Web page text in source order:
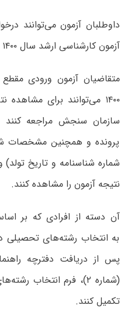
داوطلبان آزمون می‌توانند
آزمون کارشناسی ارشد سال ۱۴۰۰ را در این سامانه ثبت کنند.
متقاضیان آزمون ورودی
۱۴۰۰ می‌توانند برای
سازمان سنجش مراجعه کنند
پرونده و همچنین مشخصات
شماره شناسنامه و تاریخ تولد)
نتیجه آزمون را مشاهده کنند.
آن دسته از افرادی که بر
به انتخاب رشته‌های تحصیلی
پس از دریافت دفترچه
(شماره ۲)، فرم انتخاب
تکمیل کنند.